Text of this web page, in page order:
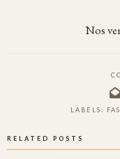
Nos
LABELS:
RELATED POSTS